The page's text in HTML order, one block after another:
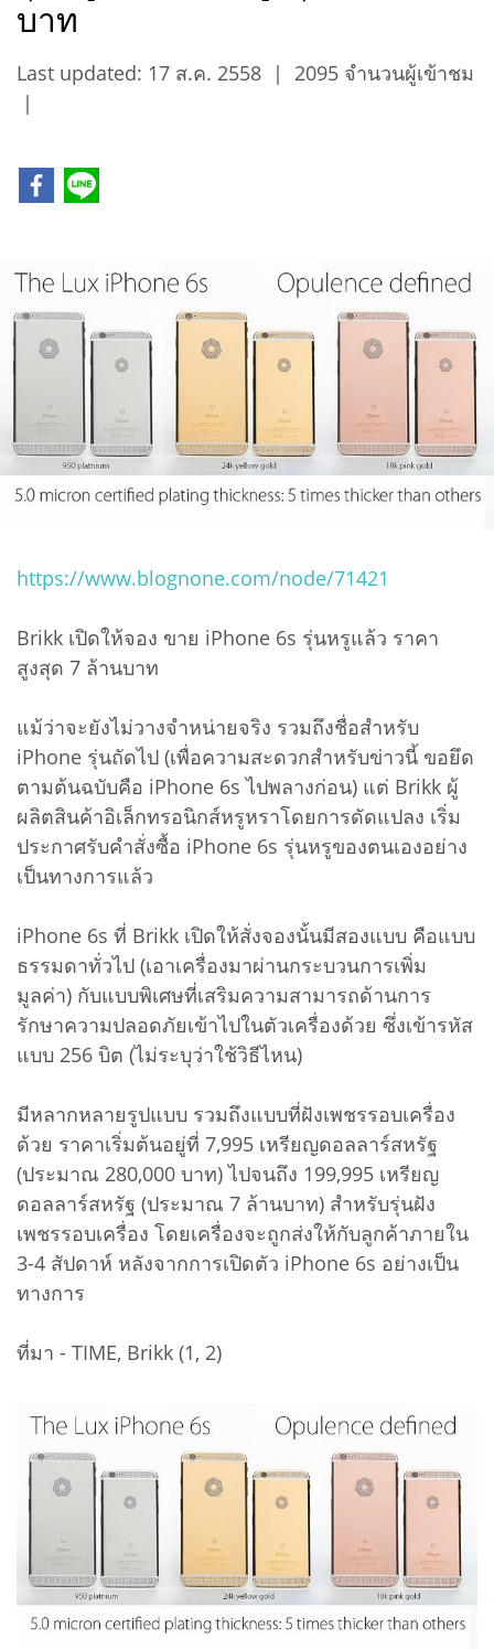
บาท
Last updated: 17 ส.ค. 2558 |
2095 จำนวนผู้เข้าชม
|
https://www.blognone.com/node/71421
Brikk เปิดให้จอง ขาย iPhone 6s รุ่นหรูแล้ว ราคา
สูงสุด 7 ล้านบาท
แม้ว่าจะยังไม่วางจำหน่ายจริง รวมถึงชื่อสำหรับ
iPhone รุ่นถัดไป (เพื่อความสะดวกสำหรับข่าวนี้ ขอยึด
ตามต้นฉบับคือ iPhone 6s ไปพลางก่อน) แต่ Brikk ผู้
ผลิตสินค้าอิเล็กทรอนิกส์หรูหราโดยการดัดแปลง เริ่ม
ประกาศรับคำสั่งซื้อ iPhone 6s รุ่นหรูของตนเองอย่าง
เป็นทางการแล้ว
iPhone 6s ที่ Brikk เปิดให้สั่งจองนั้นมีสองแบบ คือแบบ
ธรรมดาทั่วไป (เอาเครื่องมาผ่านกระบวนการเพิ่ม
มูลค่า) กับแบบพิเศษที่เสริมความสามารถด้านการ
รักษาความปลอดภัยเข้าไปในตัวเครื่องด้วย ซึ่งเข้ารหัส
แบบ 256 บิต (ไม่ระบุว่าใช้วิธีไหน)
มีหลากหลายรูปแบบ รวมถึงแบบที่ฝังเพชรรอบเครื่อง
ด้วย ราคาเริ่มต้นอยู่ที่ 7,995 เหรียญดอลลาร์สหรัฐ
(ประมาณ 280,000 บาท) ไปจนถึง 199,995 เหรียญ
ดอลลาร์สหรัฐ (ประมาณ 7 ล้านบาท) สำหรับรุ่นฝัง
เพชรรอบเครื่อง โดยเครื่องจะถูกส่งให้กับลูกค้าภายใน
3-4 สัปดาห์ หลังจากการเปิดตัว iPhone 6s อย่างเป็น
ทางการ
ที่มา - TIME, Brikk (1, 2)